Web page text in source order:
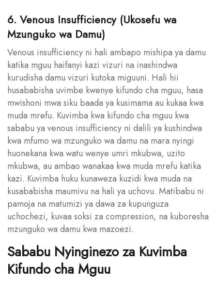
6. Venous Insufficiency (Ukosefu wa
Mzunguko wa Damu)
Venous insufficiency ni hali ambapo mishipa ya damu
katika mguu haifanyi kazi vizuri na inashindwa
kurudisha damu vizuri kutoka miguuni. Hali hii
husababisha uvimbe kwenye kifundo cha mguu, hasa
mwishoni mwa siku baada ya kusimama au kukaa kwa
muda mrefu. Kuvimba kwa kifundo cha mguu kwa
sababu ya venous insufficiency ni dalili ya kushindwa
kwa mfumo wa mzunguko wa damu na mara nyingi
huonekana kwa watu wenye umri mkubwa, uzito
mkubwa, au ambao wanakaa kwa muda mrefu katika
kazi. Kuvimba huku kunaweza kuzidi kwa muda na
kusababisha maumivu na hali ya uchovu. Matibabu ni
pamoja na matumizi ya dawa za kupunguza
uchochezi, kuvaa soksi za compression, na kuboresha
mzunguko wa damu kwa mazoezi.
Sababu Nyinginezo za Kuvimba
Kifundo cha Mguu